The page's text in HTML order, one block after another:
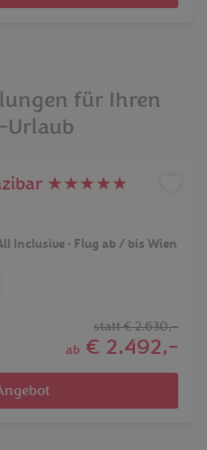
für Ihren
★★★★★
Inclusive • Flug ab / bis Wien
statt€ 2.630,-
ab € 2.492,-